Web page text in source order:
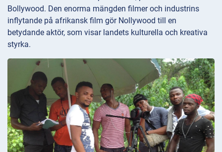
Bollywood. Den enorma mängden filmer och industrins
inflytande på afrikansk film gör Nollywood till en
betydande aktör, som visar landets kulturella och kreativa
styrka.